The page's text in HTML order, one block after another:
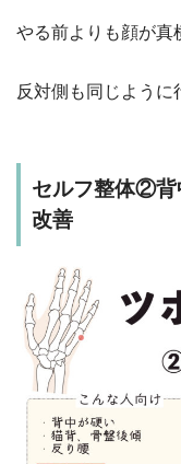
やる前よりも顔が真
反対側も同じように
セルフ整体②背
改善